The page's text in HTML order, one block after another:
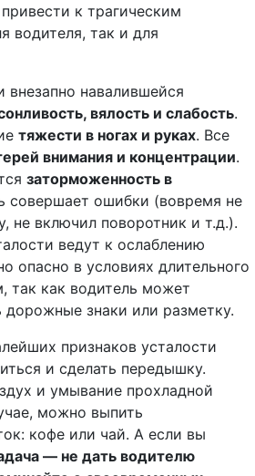
к трагическим
водителя, так и для
навалившейся
вялость и слабость.
тяжести в ногах и руках. Все
внимания и концентрации.
заторможенность в
совершает ошибки (вовремя не
не включил поворотник и т.д.).
ведут к ослаблению
опасно в условиях длительного
так как водитель может
дорожные знаки или разметку.
признаков усталости
и сделать передышку.
и умывание прохладной
можно выпить
кофе или чай. А если вы
— не дать водителю